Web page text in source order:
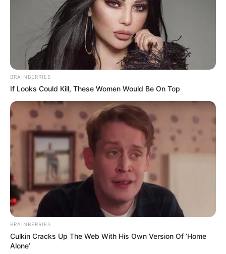
BRAINBERRIES
If Looks Could Kill, These Women Would Be On Top
BRAINBERRIES
Culkin Cracks Up The Web With His Own Version Of ‘Home
Alone’